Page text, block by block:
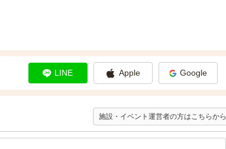
LINE Apple Google
施設・イベント運営者の方はこちらから